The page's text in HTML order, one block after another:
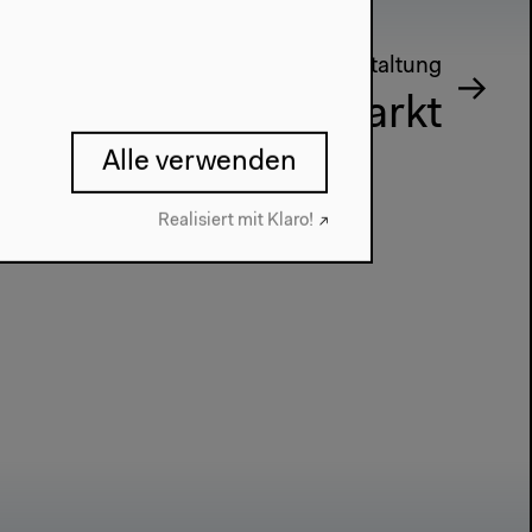
Nächste Veranstaltung
Wassermarkt
Alle verwenden
Realisiert mit Klaro!